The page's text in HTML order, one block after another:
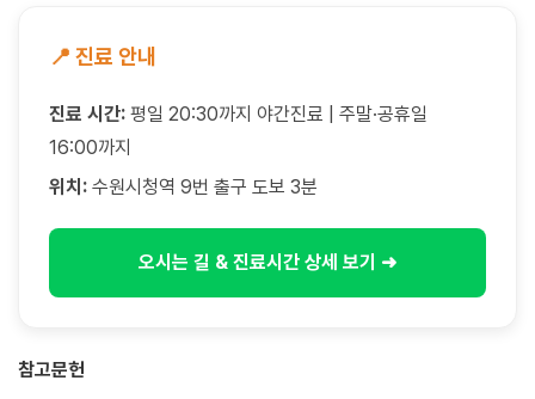
📍 진료 안내
진료 시간: 평일 20:30까지 야간진료 | 주말·공휴일
16:00까지
위치: 수원시청역 9번 출구 도보 3분
오시는 길 & 진료시간 상세 보기 ➜
참고문헌